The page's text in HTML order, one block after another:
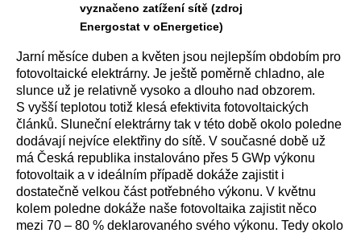
vyznačeno zatížení sítě (zdroj
Energostat v oEnergetice)
Jarní měsíce duben a květen jsou nejlepším obdobím pro
fotovoltaické elektrárny. Je ještě poměrně chladno, ale
slunce už je relativně vysoko a dlouho nad obzorem.
S vyšší teplotou totiž klesá efektivita fotovoltaických
článků. Sluneční elektrárny tak v této době okolo poledne
dodávají nejvíce elektřiny do sítě. V současné době už
má Česká republika instalováno přes 5 GWp výkonu
fotovoltaik a v ideálním případě dokáže zajistit i
dostatečně velkou část potřebného výkonu. V květnu
kolem poledne dokáže naše fotovoltaika zajistit něco
mezi 70 – 80 % deklarovaného svého výkonu. Tedy okolo